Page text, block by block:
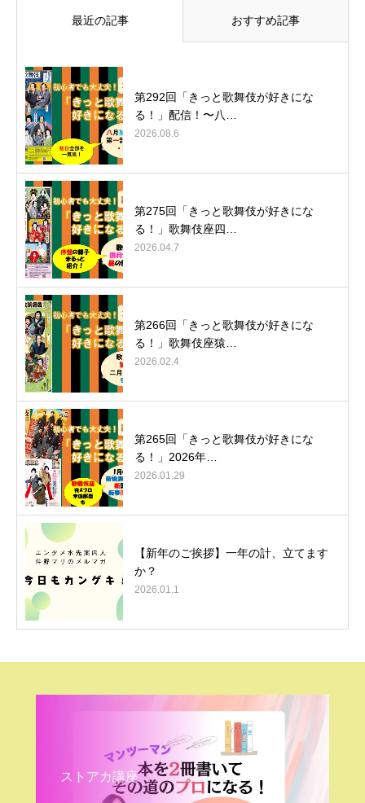
最近の記事 おすすめ記事
第292回「きっと歌舞伎が好きにな
る！」配信！〜八…
2026.08.6
第275回「きっと歌舞伎が好きにな
る！」歌舞伎座四…
2026.04.7
第266回「きっと歌舞伎が好きにな
る！」歌舞伎座猿…
2026.02.4
第265回「きっと歌舞伎が好きにな
る！」2026年…
2026.01.29
【新年のご挨拶】一年の計、立てます
か？
2026.01.1
ストアカ講座